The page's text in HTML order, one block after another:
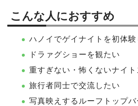
こんな人におすすめ
ハノイでゲイナイトを初体験
ドラァグショーを観たい
重すぎない・怖くないナイ
旅行者同士で交流したい
写真映えするルーフトップ